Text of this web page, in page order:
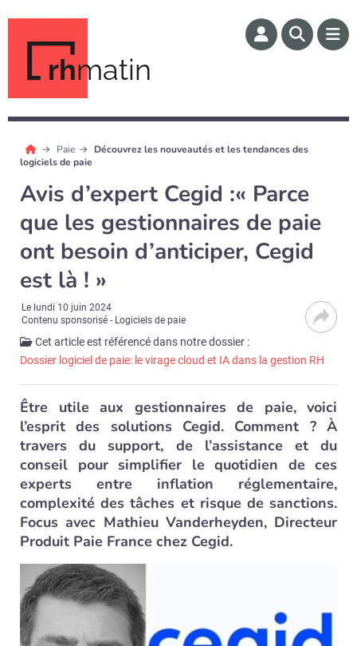
rhmatin
Paie
Découvrez les nouveautés et les tendances des
logiciels de paie
Avis d’expert Cegid :« Parce
que les gestionnaires de paie
ont besoin d’anticiper, Cegid
est là ! »
Le lundi 10 juin 2024
Contenu sponsorisé - Logiciels de paie
Cet article est référencé dans notre dossier :
Dossier logiciel de paie: le virage cloud et IA dans la gestion RH
Être utile aux gestionnaires de paie, voici
l’esprit des solutions Cegid. Comment ? À
travers du support, de l’assistance et du
conseil pour simplifier le quotidien de ces
experts entre inflation réglementaire,
complexité des tâches et risque de sanctions.
Focus avec Mathieu Vanderheyden, Directeur
Produit Paie France chez Cegid.